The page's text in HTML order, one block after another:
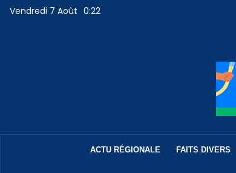
Vendredi 7 Août 0:22
ACTU RÉGIONALE FAITS DIVERS